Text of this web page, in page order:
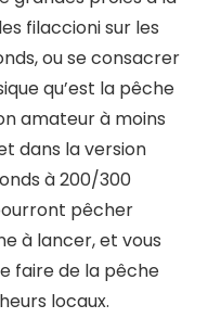
filaccioni sur les
ou se consacrer
qu’est la pêche
amateur à moins
dans la version
à 200/300
pêcher
à lancer, et vous
faire de la pêche
locaux.